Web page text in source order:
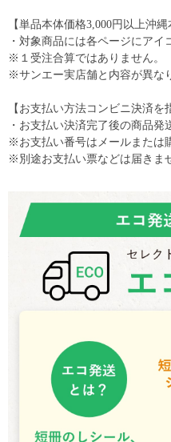
【単品本体価格3,000円以上沖
・対象商品には各ページにアイ
※１受注合算ではありません。
※サンエー実店舗と内容が異な
【お支払い方法コンビニ決済を
・お支払い決済完了後の商品発
※お支払い番号はメールまたは
※別途お支払い票などは届きま